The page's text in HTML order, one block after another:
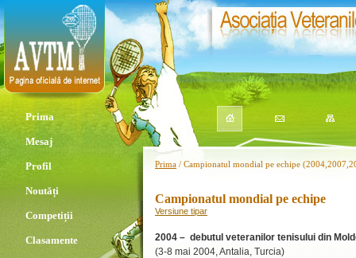
Prima
Mesaj
Profil
Noutăți
Competiții
Clasamente
Prima / Campionatul mondial pe echipe
Campionatul mondial pe echipe
Versiune tipar
2004 – debutul veteranilor tenisului din
(3-8 mai 2004, Antalia, Turcia)